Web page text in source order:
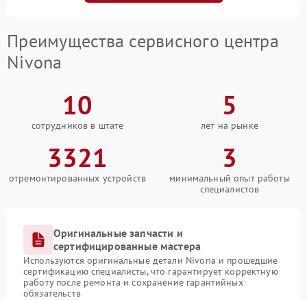
Преимущества сервисного центра
Nivona
10
сотрудников в штате
5
лет на рынке
3321
отремонтированных устройств
3
минимальный опыт работы
специалистов
Оригинальные запчасти и
сертифицированные мастера
Используются оригинальные детали Nivona и прошедшие
сертификацию специалисты, что гарантирует корректную
работу после ремонта и сохранение гарантийных
обязательств